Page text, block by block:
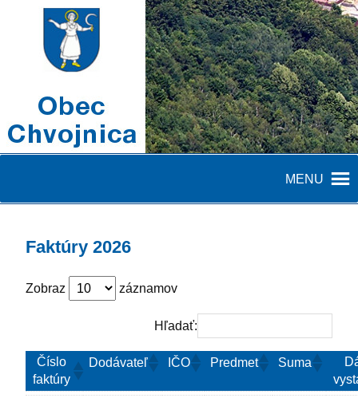
MENU
Faktúry 2026
Zobraz záznamov
Hľadať:
Číslo
faktúry
Dodávateľ IČO Predmet Suma